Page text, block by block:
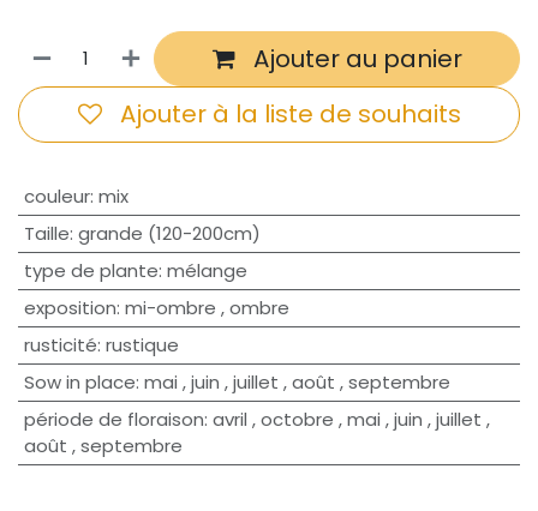
Ajouter au panier
Ajouter à la liste de souhaits
couleur: mix
Taille: grande (120-200cm)
type de plante: mélange
exposition: mi-ombre ,ombre
rusticité: rustique
Sow in place: mai ,juin ,juillet ,août ,septembre
période de floraison: avril ,octobre ,mai ,juin ,juillet ,
août ,septembre